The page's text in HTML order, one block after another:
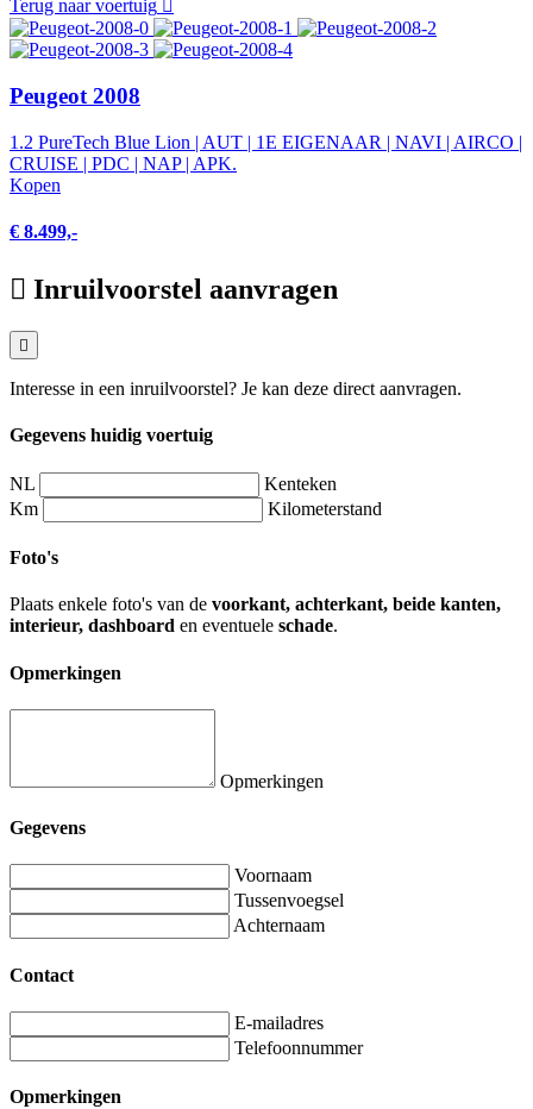
Terug naar voertuig
Peugeot 2008
1.2 PureTech Blue Lion | AUT | 1E EIGENAAR | NAVI | AIRCO |
CRUISE | PDC | NAP | APK.
Kopen
€ 8.499,-
Inruilvoorstel aanvragen
Interesse in een inruilvoorstel? Je kan deze direct aanvragen.
Gegevens huidig voertuig
NL
Kenteken
Km
Kilometerstand
Foto's
Plaats enkele foto's van de voorkant, achterkant, beide kanten,
interieur, dashboard en eventuele schade.
Opmerkingen
Opmerkingen
Gegevens
Voornaam
Tussenvoegsel
Achternaam
Contact
E-mailadres
Telefoonnummer
Opmerkingen